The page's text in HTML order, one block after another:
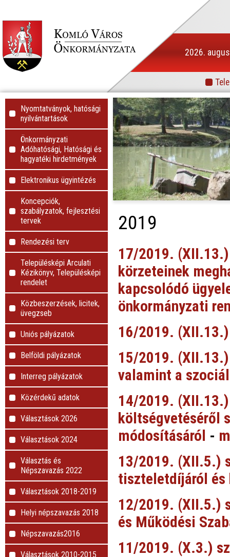
2026.
Nyomtatványok, hatósági
nyilvántartások
Önkormányzati
Adóhatósági, Hatósági és
hagyatéki hirdetmények
Elektronikus ügyintézés
Koncepciók,
szabályzatok, fejlesztési
tervek
Rendezési terv
Településképi Arculati
Kézikönyv, Településképi
rendelet
Közbeszerzések, licitek,
üvegzseb
Uniós pályázatok
Belföldi pályázatok
Interreg pályázatok
Közérdekű adatok
Választások 2026
Választások 2024
Választás és
Népszavazás 2022
Választások 2018-2019
Helyi népszavazás 2018
Népszavazás2016
Választások 2010-2015
2019
17/2019.
körzeteinek
kapcsolódó
önkormányzati
16/2019.
15/2019.
valamint a
14/2019.
költségvetéséről
módosításáról -
13/2019. (XII.5.)
tiszteletdíjáról
12/2019. (XII.5.)
és Működési
11/2019. (X.3.)